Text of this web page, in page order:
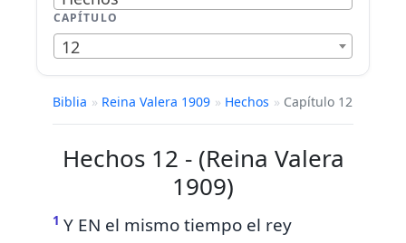
CAPÍTULO
12
Biblia » Reina Valera 1909 » Hechos » Capítulo 12
Hechos 12 - (Reina Valera
1909)
1 Y EN el mismo tiempo el rey